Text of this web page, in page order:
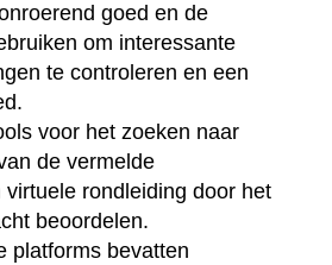
goed en de
om interessante
te controleren en een
voor het zoeken naar
de vermelde
rondleiding door het
beoordelen.
platforms bevatten